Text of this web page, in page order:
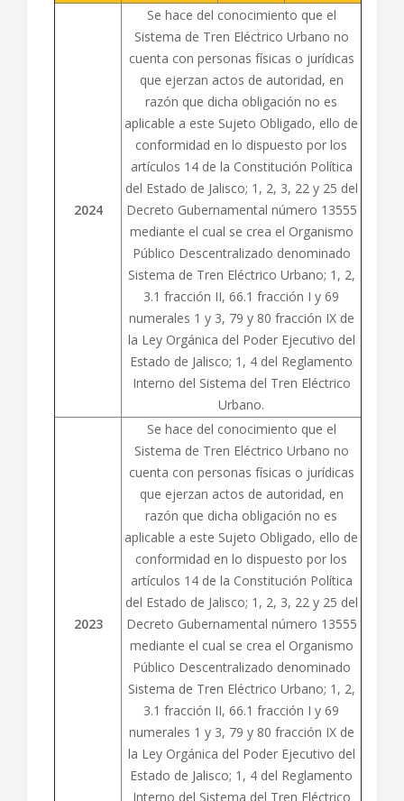
2024
Se hace del conocimiento que el
Sistema de Tren Eléctrico Urbano no
cuenta con personas físicas o jurídicas
que ejerzan actos de autoridad, en
razón que dicha obligación no es
aplicable a este Sujeto Obligado, ello de
conformidad en lo dispuesto por los
artículos 14 de la Constitución Política
del Estado de Jalisco; 1, 2, 3, 22 y 25 del
Decreto Gubernamental número 13555
mediante el cual se crea el Organismo
Público Descentralizado denominado
Sistema de Tren Eléctrico Urbano; 1, 2,
3.1 fracción II, 66.1 fracción I y 69
numerales 1 y 3, 79 y 80 fracción IX de
la Ley Orgánica del Poder Ejecutivo del
Estado de Jalisco; 1, 4 del Reglamento
Interno del Sistema del Tren Eléctrico
Urbano.
2023
Se hace del conocimiento que el
Sistema de Tren Eléctrico Urbano no
cuenta con personas físicas o jurídicas
que ejerzan actos de autoridad, en
razón que dicha obligación no es
aplicable a este Sujeto Obligado, ello de
conformidad en lo dispuesto por los
artículos 14 de la Constitución Política
del Estado de Jalisco; 1, 2, 3, 22 y 25 del
Decreto Gubernamental número 13555
mediante el cual se crea el Organismo
Público Descentralizado denominado
Sistema de Tren Eléctrico Urbano; 1, 2,
3.1 fracción II, 66.1 fracción I y 69
numerales 1 y 3, 79 y 80 fracción IX de
la Ley Orgánica del Poder Ejecutivo del
Estado de Jalisco; 1, 4 del Reglamento
Interno del Sistema del Tren Eléctrico